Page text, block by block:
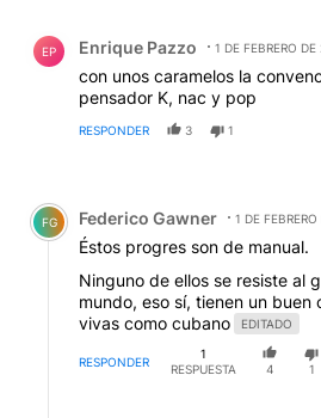
EP Enrique Pazzo 1 DE FEBRERO
con unos caramelos la
pensador K, nac y pop
RESPONDER 3 1
Comentario de Federico Gawner.
FG Federico Gawner 1 DE
Éstos progres son de manual.
Ninguno de ellos se resiste al
mundo, eso sí, tienen un buen
vivas como cubano
EDITADO
RESPONDER
1
RESPUESTA
4 1